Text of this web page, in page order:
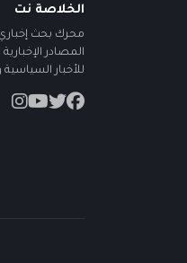
الخلاصة نت
محرك بحث إخباري
المصادر
للأخبار السياسية